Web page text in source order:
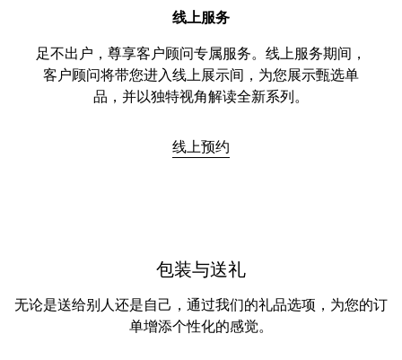
线上服务
足不出户，尊享客户顾问专属服务。线上服务期间，
客户顾问将带您进入线上展示间，为您展示甄选单
品，并以独特视角解读全新系列。
线上预约
包装与送礼
无论是送给别人还是自己，通过我们的礼品选项，为您的订
单增添个性化的感觉。